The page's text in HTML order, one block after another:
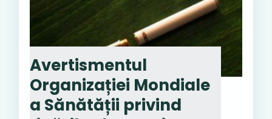
Avertismentul
Organizației Mondiale
a Sănătății privind